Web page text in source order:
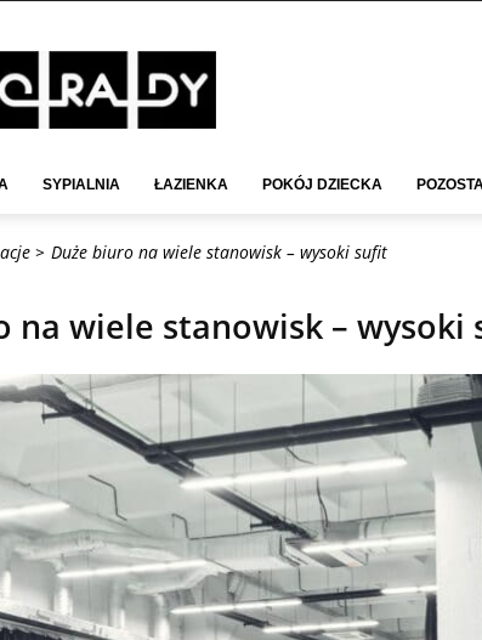
SYPIALNIA ŁAZIENKA POKÓJ DZIECKA
> Duże biuro na wiele stanowisk – wysoki sufit
na wiele stanowisk – wysoki